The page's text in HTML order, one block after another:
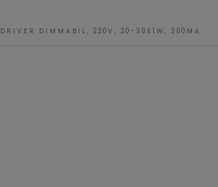
DRIVER DIMMABIL, 220V, 20-30X1W, 300MA